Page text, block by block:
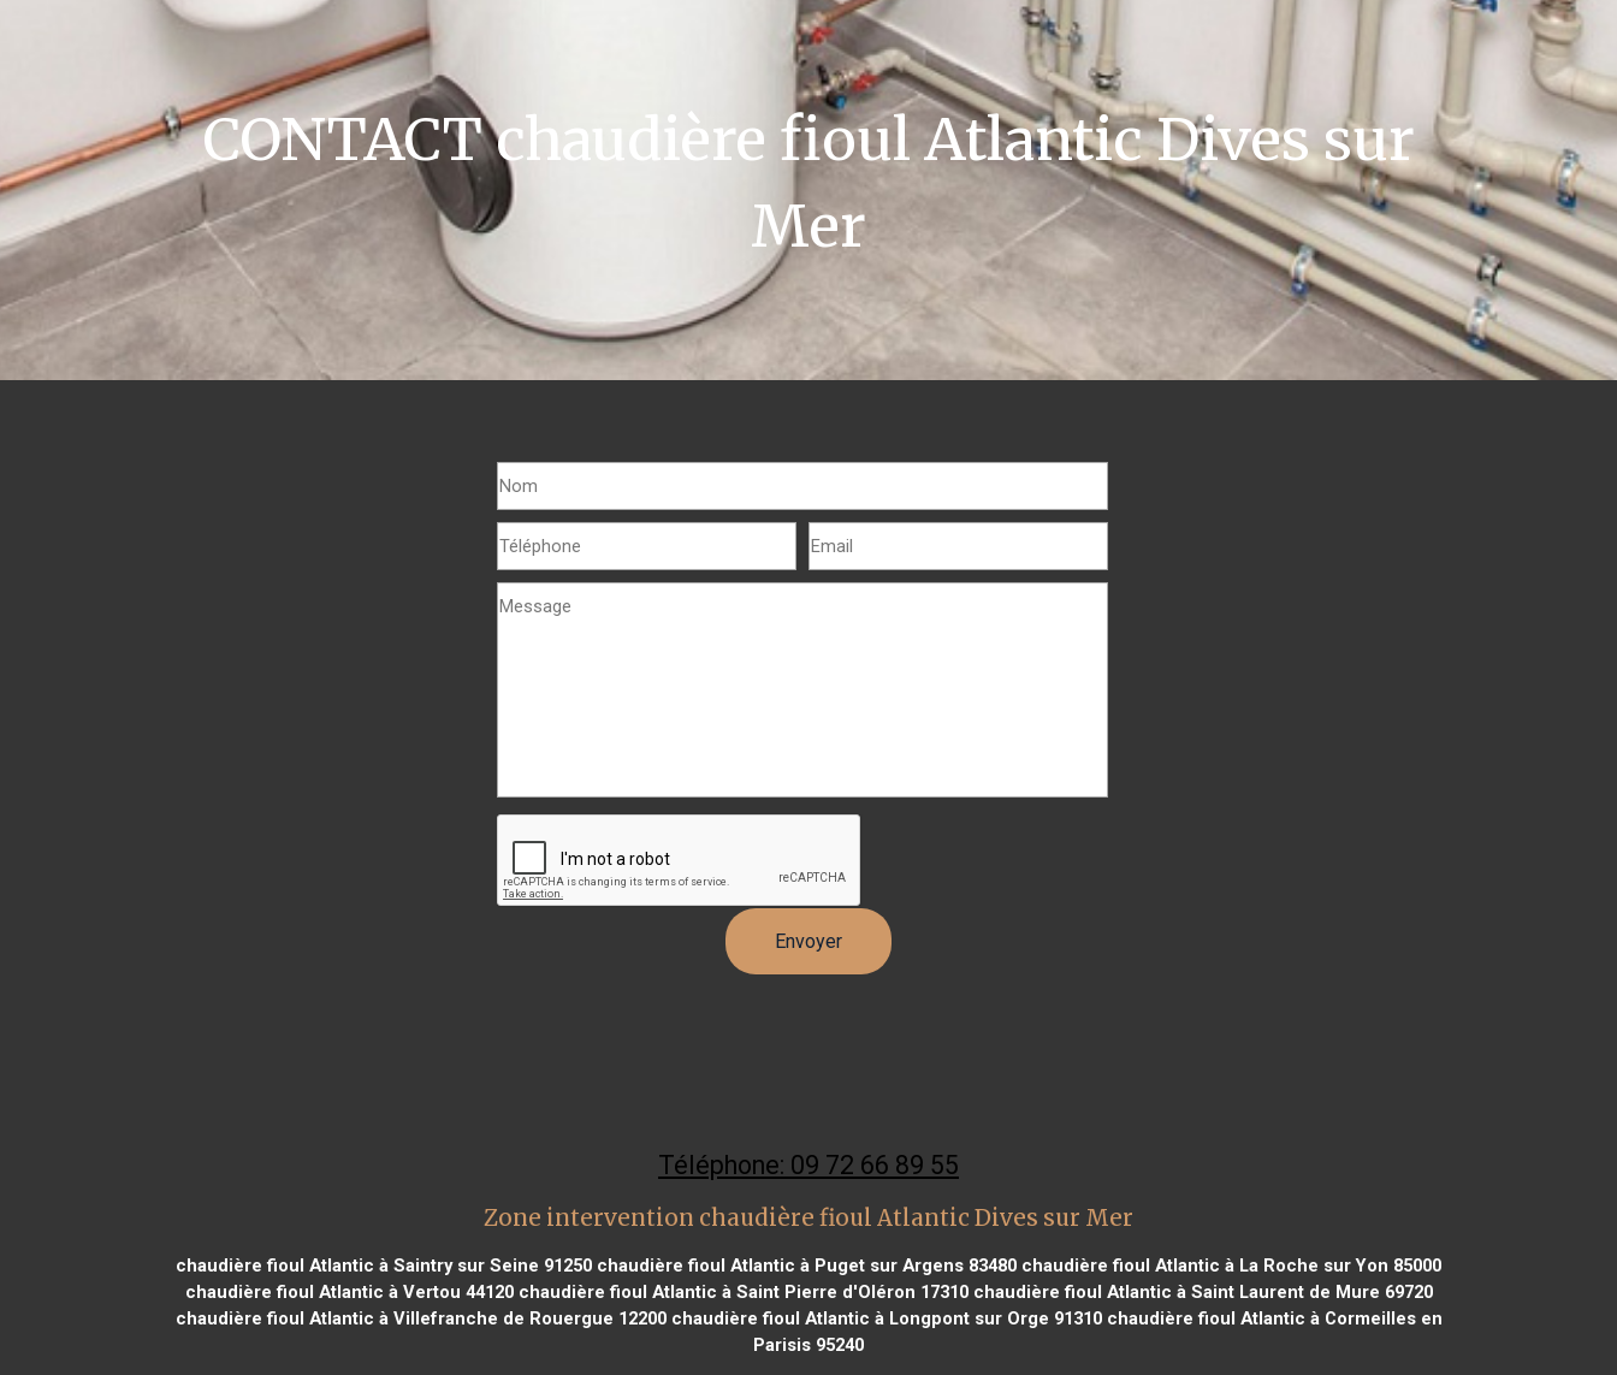
CONTACT chaudière fioul Atlantic Dives sur
Mer
Téléphone: 09 72 66 89 55
Zone intervention chaudière fioul Atlantic Dives sur Mer
chaudière fioul Atlantic à Saintry sur Seine 91250 chaudière fioul Atlantic à Puget sur Argens 83480 chaudière fioul Atlantic à La Roche sur Yon 85000
chaudière fioul Atlantic à Vertou 44120chaudière fioul Atlantic à Saint Pierre d'Oléron 17310chaudière fioul Atlantic à Saint Laurent de Mure 69720
chaudière fioul Atlantic à Villefranche de Rouergue 12200chaudière fioul Atlantic à Longpont sur Orge 91310chaudière fioul Atlantic à Cormeilles en
Parisis 95240